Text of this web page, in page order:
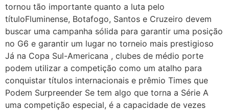
tornou tão importante quanto a luta pelo
títuloFluminense, Botafogo, Santos e Cruzeiro devem
buscar uma campanha sólida para garantir uma posição
no G6 e garantir um lugar no torneio mais prestigioso
Já na Copa Sul-Americana , clubes de médio porte
podem utilizar a competição como um atalho para
conquistar títulos internacionais e prêmio Times que
Podem Surpreender Se tem algo que torna a Série A
uma competição especial, é a capacidade de vezes